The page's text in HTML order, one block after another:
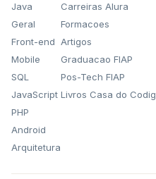
Java
Geral
Front-end
Mobile
SQL
JavaScript
PHP
Android
Arquitetura
Carreiras Alura
Formacoes
Artigos
Graduacao FIAP
Pos-Tech FIAP
Livros Casa do